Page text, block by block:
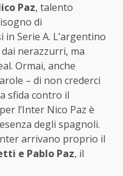
Paz, talento
di
Serie A. L’argentino
nerazzurri, ma
Ormai, anche
– di non crederci
sfida contro il
l’Inter Nico Paz è
degli spagnoli.
arrivano proprio il
e Pablo Paz, il